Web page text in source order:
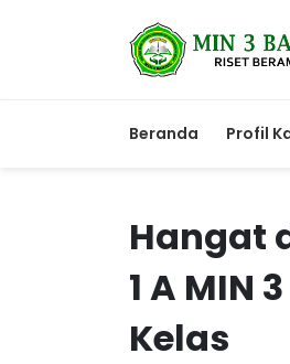
Beranda Profil
Hangat
1 A MIN
Kelas